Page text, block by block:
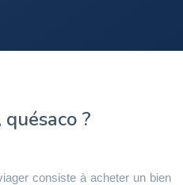
quésaco ?
consiste à acheter un bien